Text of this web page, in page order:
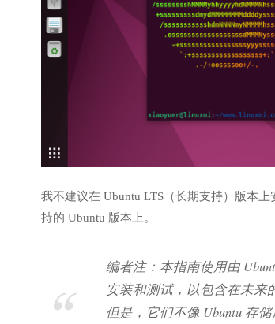
我不建议在 Ubuntu LTS（长期支持）版本
持的 Ubuntu 版本上。
编者注：本指南使用由
安装和测试，以包含在未来
但是，它们不像 Ubuntu 存